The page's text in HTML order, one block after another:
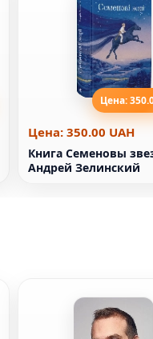
Цена:
Цена: 350.00 UAH
Книга Семеновы
Андрей Зелинский